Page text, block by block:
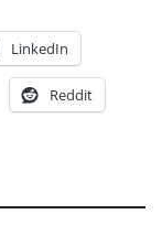
LinkedIn
Reddit